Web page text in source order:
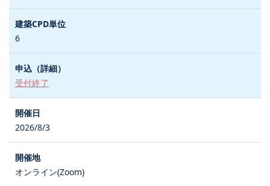
6
受付終了
2026/8/3
オンライン(Zoom)